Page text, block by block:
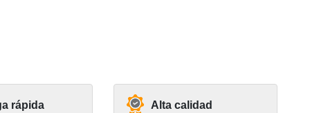
rápida Alta calidad